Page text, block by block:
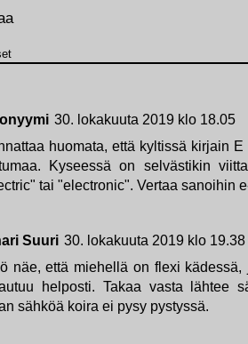
30. lokakuuta 2019 klo 18.05
huomata, että kyltissä kirjain
Kyseessä on selvästikin
tai "electronic". Vertaa sanoihin
Suuri 30. lokakuuta 2019 klo 19.38
näe, että miehellä on flexi
helposti. Takaa vasta lähtee
sähköä koira ei pysy pystyssä.